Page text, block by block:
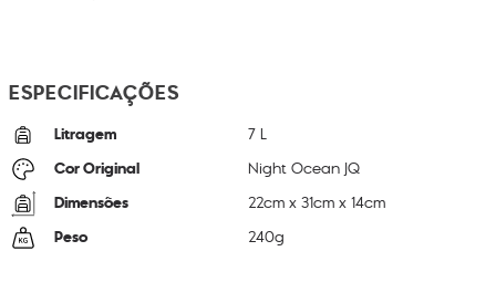
ESPECIFICAÇÕES
Litragem 7 L
Cor Original Night Ocean JQ
Dimensões 22cm x31cm x14cm
Peso 240g